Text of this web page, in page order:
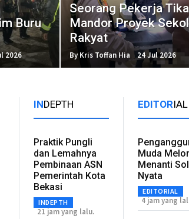
Buru
2026
Seorang Pekerja
Mandor Proyek
Rakyat
By Kris Toffan Hia 24 Jul 2026
INDEPTH
Praktik Pungli
dan Lemahnya
Pembinaan ASN
Pemerintah Kota
Bekasi
INDEPTH
21 jam yang lalu.
EDITORIAL
Muda
Menanti
Nyata
EDITORIAL
4 jam yang